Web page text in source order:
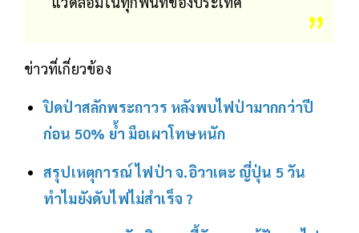
ข่าวที่เกี่ยวข้อง
ปิดป่าสลักพระถาวร หลังพบไฟป่ามากกว่าปี
ก่อน 50% ย้ำ มือเผาโทษหนัก
สรุปเหตุการณ์ ไฟป่า จ.อิวาเตะ ญี่ปุ่น 5 วัน
ทำไมยังดับไฟไม่สำเร็จ ?